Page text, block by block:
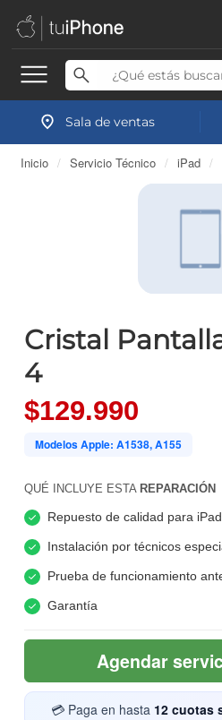
Sala de ventas
Inicio / Servicio Técnico / iPad /
Cristal
4
$129.990
Modelos Apple: A1538, A155
QUÉ INCLUYE ESTA REPARACIÓN
Repuesto de calidad para
Instalación por técnicos
Prueba de funcionamiento
Garantía
Agendar
💳 Paga en hasta 12 cuotas